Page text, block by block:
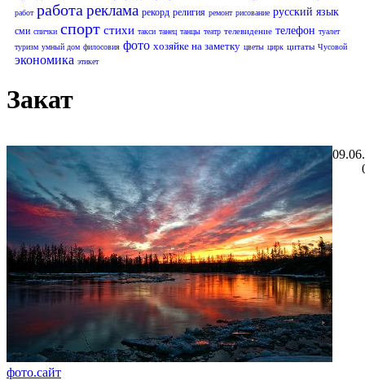
работ работа реклама рекорд религия ремонт рисование русский язык
сми спички спорт стихи такси танец танцы театр телевидение телефон туалет
туризм умный дом филосовия фото хозяйке на заметку цветы цирк цитаты Чусовой
экономика этикет
Закат
фото.сайт